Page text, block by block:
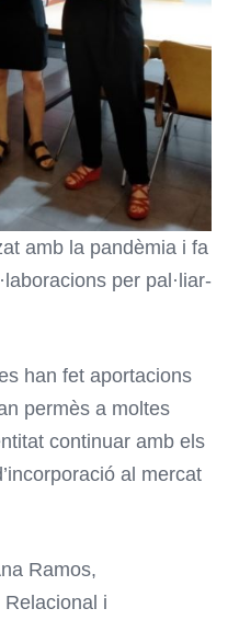
amb la pandèmia i fa
per pal·liar-
han fet aportacions
permès a moltes
continuar amb els
al mercat
Ramos,
i